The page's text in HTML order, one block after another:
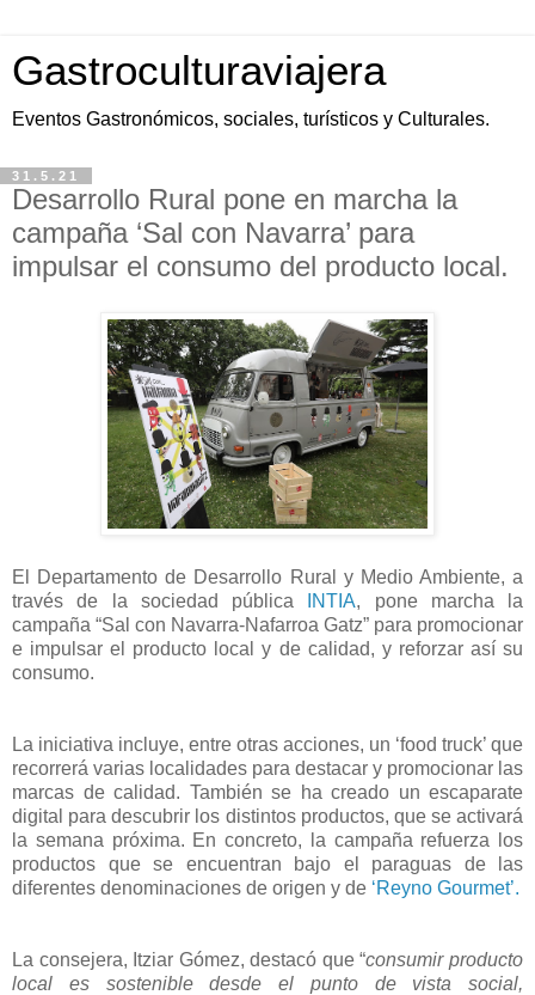
Gastroculturaviajera
Eventos Gastronómicos, sociales, turísticos y Culturales.
31.5.21
Desarrollo Rural pone en marcha la
campaña ‘Sal con Navarra’ para
impulsar el consumo del producto local.
El Departamento de Desarrollo Rural y Medio Ambiente, a
través de la sociedad pública
INTIA, pone marcha la
campaña “Sal con Navarra-Nafarroa Gatz” para promocionar
e impulsar el producto local y de calidad, y reforzar así su
consumo.
La iniciativa incluye, entre otras acciones, un ‘food truck’ que
recorrerá varias localidades para destacar y promocionar las
marcas de calidad. También se ha creado un escaparate
digital para descubrir los distintos productos, que se activará
la semana próxima. En concreto, la campaña refuerza los
productos que se encuentran bajo el paraguas de las
diferentes denominaciones de origen y de ‘Reyno Gourmet’.
La consejera, Itziar Gómez, destacó que “consumir producto
local es sostenible desde el punto de vista social,